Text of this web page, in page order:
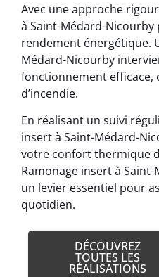
Avec une approche
à Saint-Médard-Nicourby
rendement énergétique.
Médard-Nicourby
fonctionnement efficace,
d’incendie.
En réalisant un suivi
insert à Saint-Médard-
votre confort thermique
Ramonage insert à
un levier essentiel pour
quotidien.
DÉCOUVREZ
TOUTES LES
RÉALISATIONS